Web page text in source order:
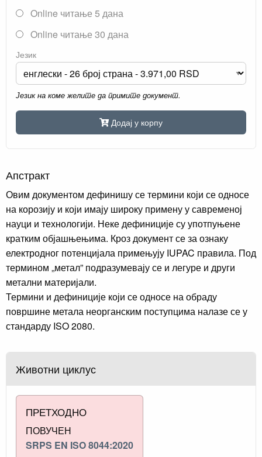
Online читање 5 дана
Online читање 30 дана
Језик
Језик на коме желите да примите документ.
Додај у корпу
Апстракт
Овим документом дефинишу се термини који се односе
на корозију и који имају широку примену у савременој
науци и технологији. Неке дефиниције су употпуњене
кратким објашњењима. Кроз документ се за ознаку
електродног потенцијала примењују IUPAC правила. Под
термином „метал” подразумевају се и легуре и други
метални материјали.
Термини и дефиниције који се односе на обраду
површине метала неорганским поступцима налазе се у
стандарду ISO 2080.
Животни циклус
ПРЕТХОДНО
ПОВУЧЕН
SRPS EN ISO 8044:2020